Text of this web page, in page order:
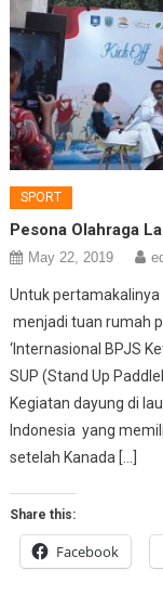
SPORT
Pesona Olahraga
May 22, 2019
Untuk
menjadi tuan rumah
‘Internasional BPJS
SUP (Stand Up
Kegiatan dayung di
Indonesia yang
setelah Kanada […]
Share this:
Facebook